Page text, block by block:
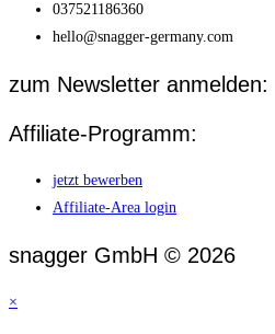
037521186360
hello@snagger-germany.com
zum Newsletter anmelden:
Affiliate-Programm:
jetzt bewerben
Affiliate-Area login
snagger GmbH © 2026
×